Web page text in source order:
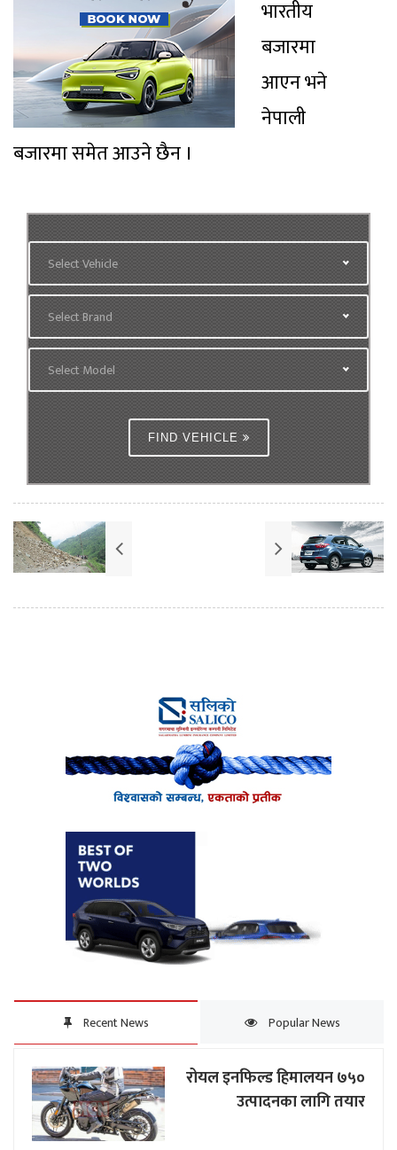
भारतीय
बजारमा
आएन भने
नेपाली
बजारमा समेत आउने छैन ।
Select Vehicle
Select Brand
Select Model
FIND VEHICLE
Recent News Popular News
रोयल इनफिल्ड हिमालयन ७५०
उत्पादनका लागि तयार